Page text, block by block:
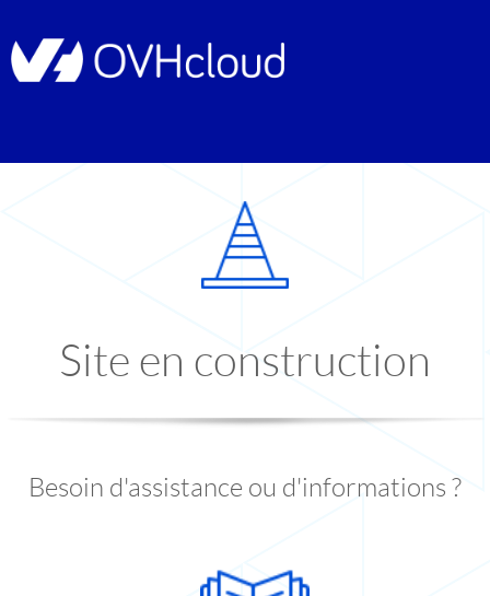
Site en construction
Besoin d'assistance ou d'informations ?